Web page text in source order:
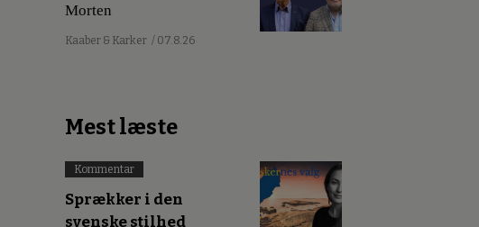
Morten
Kaaber & Karker / 07.8.26
Mest læste
Kommentar
Sprækker i den
svenske stilhed